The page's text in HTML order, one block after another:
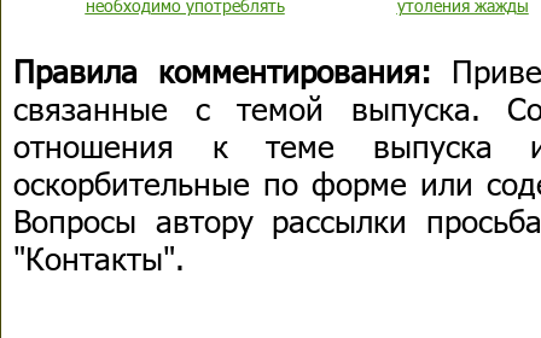
необходимо употреблять
утоления жажды
Правила комментирования:
связанные с темой выпуска.
отношения к теме выпуска
оскорбительные по форме или
Вопросы автору рассылки
"Контакты".